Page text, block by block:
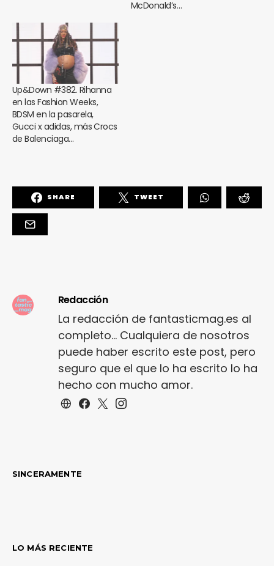
McDonald’s…
Up&Down #382. Rihanna
en las Fashion Weeks,
BDSM en la pasarela,
Gucci x adidas, más Crocs
de Balenciaga…
SHARE TWEET
Redacción
La redacción de fantasticmag.es al
completo... Cualquiera de nosotros
puede haber escrito este post, pero
seguro que el que lo ha escrito lo ha
hecho con mucho amor.
SINCERAMENTE
LO MÁS RECIENTE